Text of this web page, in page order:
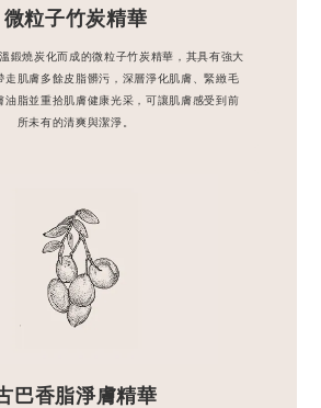
微粒子竹炭精華
鍛燒炭化而成的微粒子竹炭精華，其具有強大
走肌膚多餘皮脂髒污，深層淨化肌膚、緊緻毛
油脂並重拾肌膚健康光采，可讓肌膚感受到前
所未有的清爽與潔淨。
巴香脂淨膚精華